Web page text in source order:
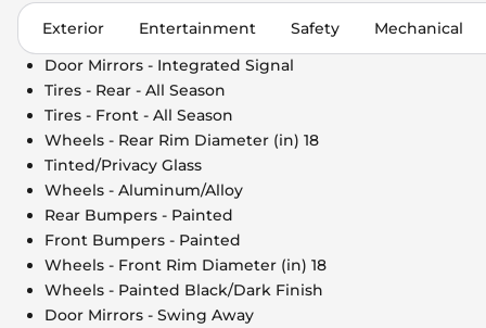
Exterior Entertainment Safety
Mechanical
Door Mirrors - Integrated Signal
Tires - Rear - All Season
Tires - Front - All Season
Wheels - Rear Rim Diameter (in) 18
Tinted/Privacy Glass
Wheels - Aluminum/Alloy
Rear Bumpers - Painted
Front Bumpers - Painted
Wheels - Front Rim Diameter (in) 18
Wheels - Painted Black/Dark Finish
Door Mirrors - Swing Away